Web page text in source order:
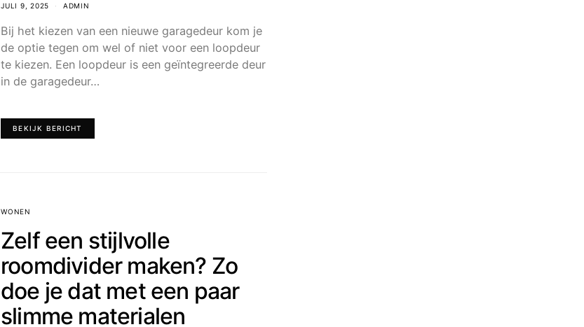
JULI 9, 2025 ADMIN
Bij het kiezen van een nieuwe garagedeur kom je
de optie tegen om wel of niet voor een loopdeur
te kiezen. Een loopdeur is een geïntegreerde deur
in de garagedeur…
BEKIJK BERICHT
WONEN
Zelf een stijlvolle
roomdivider maken? Zo
doe je dat met een paar
slimme materialen